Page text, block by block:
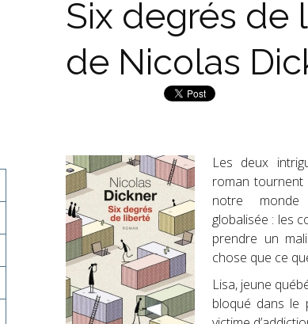
Six degrés de
de Nicolas
Les deux
roman
notre
globalisée : les
prendre un
chose que ce
Lisa, jeune
bloqué dans le